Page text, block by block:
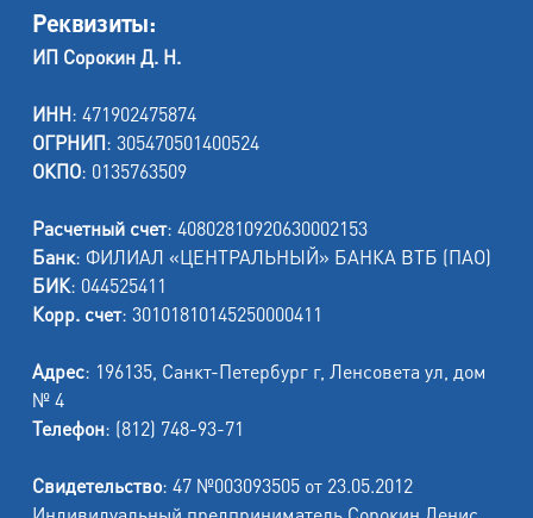
Реквизиты:
ИП Сорокин Д. Н.
ИНН: 471902475874
ОГРНИП: 305470501400524
ОКПО: 0135763509
Расчетный счет: 40802810920630002153
Банк: ФИЛИАЛ «ЦЕНТРАЛЬНЫЙ» БАНКА ВТБ (ПАО)
БИК: 044525411
Корр. счет: 30101810145250000411
Адрес: 196135, Санкт-Петербург г, Ленсовета ул, дом
№ 4
Телефон: (812) 748-93-71
Свидетельство: 47 №003093505 от 23.05.2012